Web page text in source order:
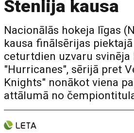
Stenlija kausa
Nacionālās hokeja līgas
kausa finālsērijas
ceturtdien uzvaru svinēja
"Hurricanes", sērijā pret
Knights" nonākot viena
attālumā no